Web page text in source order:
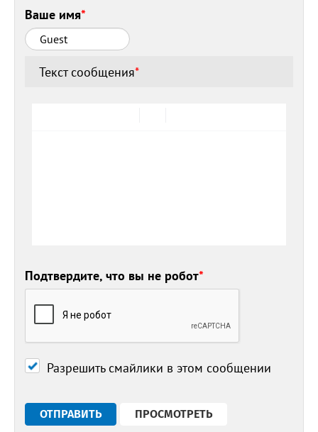
Ваше имя*
Текст сообщения*
Подтвердите, что вы не робот*
Разрешить смайлики в этом сообщении